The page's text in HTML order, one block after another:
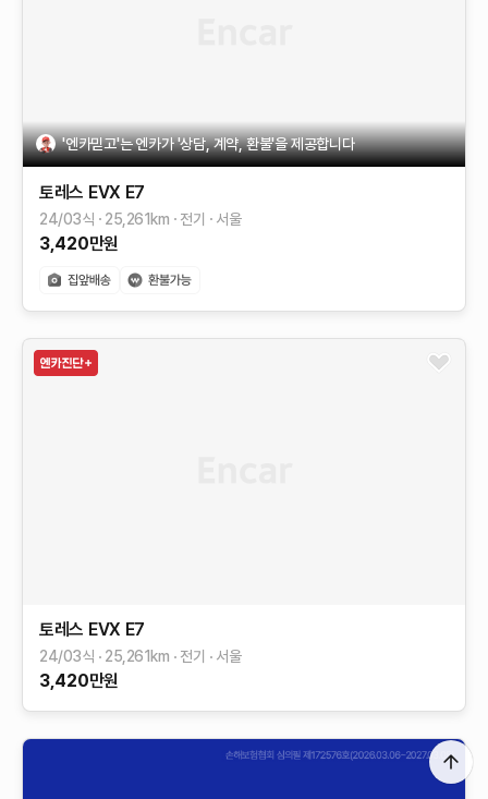
'엔카믿고'는 엔카가 '상담, 계약, 환불'을 제공합니다
토레스 EVX E7
24/03식 25,261 km 전기 서울
3,420만원
토레스 EVX E7
24/03식 25,261 km 전기 서울
3,420만원